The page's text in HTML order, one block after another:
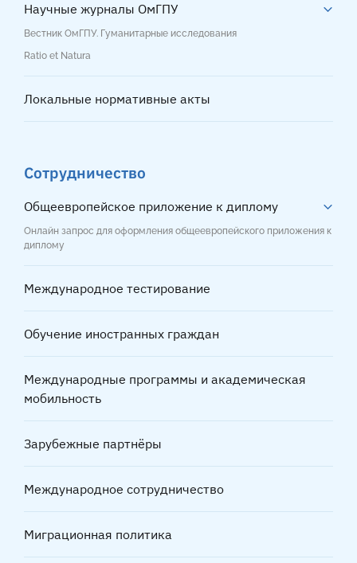
Научные журналы ОмГПУ
Вестник ОмГПУ. Гуманитарные исследования
Ratio et Natura
Локальные нормативные акты
Сотрудничество
Общеевропейское приложение к диплому
Онлайн запрос для оформления общеевропейского приложения к
диплому
Международное тестирование
Обучение иностранных граждан
Международные программы и академическая
мобильность
Зарубежные партнёры
Международное сотрудничество
Миграционная политика